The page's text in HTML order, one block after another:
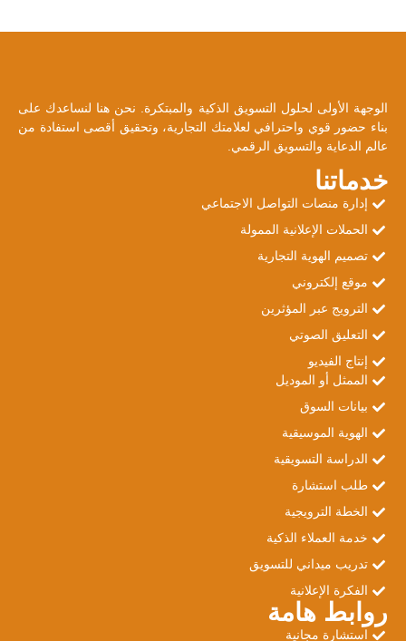
الوجهة الأولى لحلول التسويق الذكية والمبتكرة. نحن هنا لنساعدك على
بناء حضور قوي واحترافي لعلامتك التجارية، وتحقيق أقصى استفادة من
عالم الدعاية والتسويق الرقمي.
خدماتنا
إدارة منصات التواصل الاجتماعي
الحملات الإعلانية الممولة
تصميم الهوية التجارية
موقع إلكتروني
الترويج عبر المؤثرين
التعليق الصوتي
إنتاج الفيديو
الممثل أو الموديل
بيانات السوق
الهوية الموسيقية
الدراسة التسويقية
طلب استشارة
الخطة الترويجية
خدمة العملاء الذكية
تدريب ميداني للتسويق
الفكرة الإعلانية
روابط هامة
استشارة مجانية